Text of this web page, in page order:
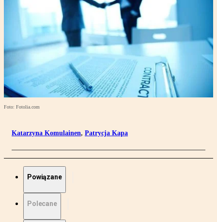
Foto: Fotolia.com
Katarzyna Komulainen, Patrycja Kapa
Powiązane
Polecane